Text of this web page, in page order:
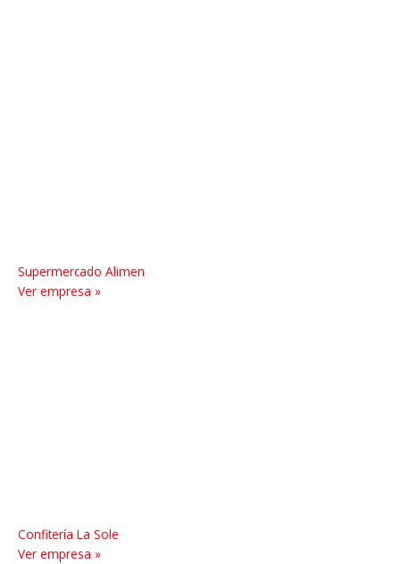
Supermercado Alimen
Ver empresa »
Confitería La Sole
Ver empresa »